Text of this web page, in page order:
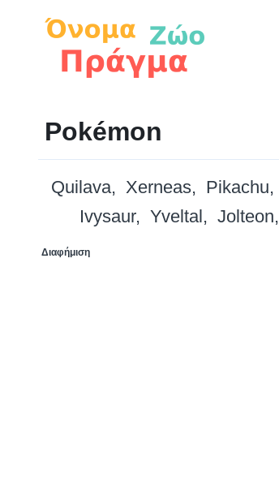
Pokémon
Quilava Xerneas Pikachu
Ivysaur
Yveltal Jolteon
Διαφήμιση